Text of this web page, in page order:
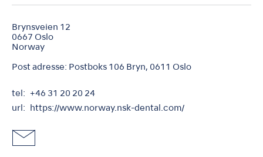
Brynsveien 12
0667 Oslo
Norway
Post adresse: Postboks 106 Bryn, 0611 Oslo
tel
+46 31 20 20 24
url
https://www.norway.nsk-dental.com/